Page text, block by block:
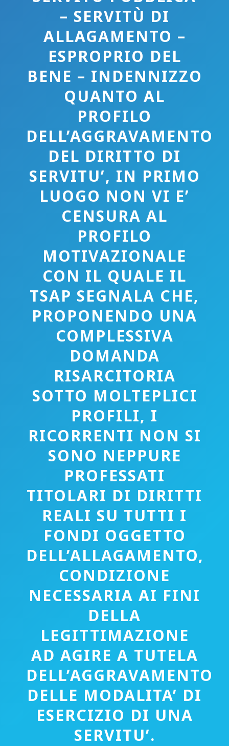
– SERVITÙ DI
ALLAGAMENTO –
ESPROPRIO DEL
BENE – INDENNIZZO
QUANTO AL
PROFILO
DELL’AGGRAVAMENTO
DEL DIRITTO DI
SERVITU’, IN PRIMO
LUOGO NON VI E’
CENSURA AL
PROFILO
MOTIVAZIONALE
CON IL QUALE IL
TSAP SEGNALA CHE,
PROPONENDO UNA
COMPLESSIVA
DOMANDA
RISARCITORIA
SOTTO MOLTEPLICI
PROFILI, I
RICORRENTI NON SI
SONO NEPPURE
PROFESSATI
TITOLARI DI DIRITTI
REALI SU TUTTI I
FONDI OGGETTO
DELL’ALLAGAMENTO,
CONDIZIONE
NECESSARIA AI FINI
DELLA
LEGITTIMAZIONE
AD AGIRE A TUTELA
DELL’AGGRAVAMENTO
DELLE MODALITA’ DI
ESERCIZIO DI UNA
SERVITU’.